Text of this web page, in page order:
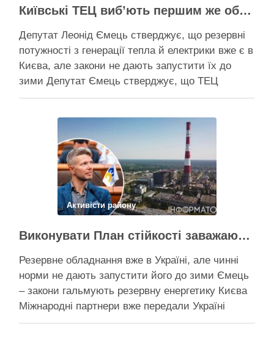
Київські ТЕЦ виб’ють першим же обстрілом, План стійкості не спрацює – депутат Київради Ємець
Депутат Леонід Ємець стверджує, що резервні
потужності з генерації тепла й електрики вже є в
Києва, але закони не дають запустити їх до
зими Депутат Ємець стверджує, що ТЕЦ
можуть бути знищені першим же ракетним
генерація тепла, але ввести її в експлуатацію
швидко не вийде …
Поділитися у соцмережах:
Активісти району
Виконувати План стійкості заважають законодавчі обмеження – депутат Київради
Резервне обладнання вже в Україні, але чинні
норми не дають запустити його до зими Ємець
– закони гальмують резервну енергетику Києва
Міжнародні партнери вже передали Україні
обладнання для резервного енергозабезпечення